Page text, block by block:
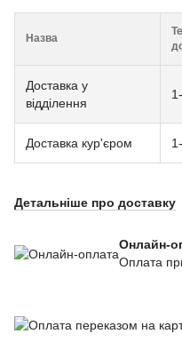
Назва
Доставка у
відділення
Доставка кур'єром
Детальніше про доставку
Онлайн-
Оплата